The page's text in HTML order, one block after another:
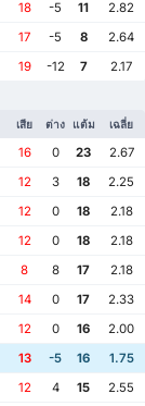
18 -5 11
2.82
17 -5 8
2.64
19 -12 7 2.17
เสีย ต่าง แต้ม เฉลี่ย
16 0 23
2.67
12 3 18
2.25
12 0 18
2.18
12 0 18
2.18
8 8 17
2.18
14 0 17
2.33
12 0 16
2.00
13 -5 16
1.75
12 4 15
2.55